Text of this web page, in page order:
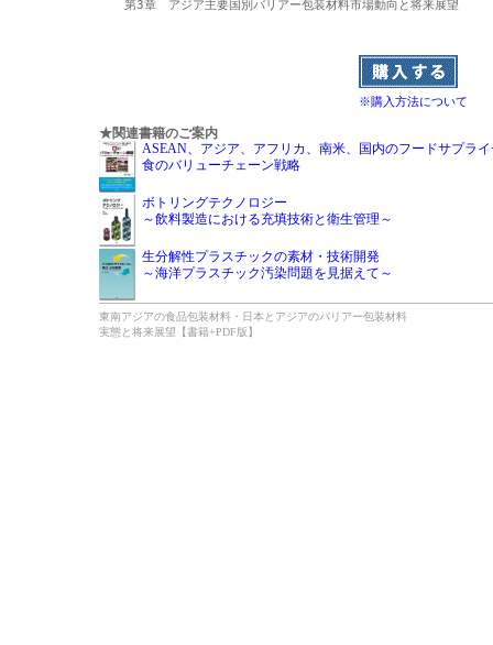
第3章　アジア主要国別バリアー包装材料市場動向と将来展望
※購入方法について
★関連書籍のご案内
ASEAN、アジア、アフリカ、南米、国内のフードサプラ
食のバリューチェーン戦略
ボトリングテクノロジー
～飲料製造における充填技術と衛生管理～
生分解性プラスチックの素材・技術開発
～海洋プラスチック汚染問題を見据えて～
東南アジアの食品包装材料・日本とアジアのバリアー包装材料
実態と将来展望【書籍+PDF版】